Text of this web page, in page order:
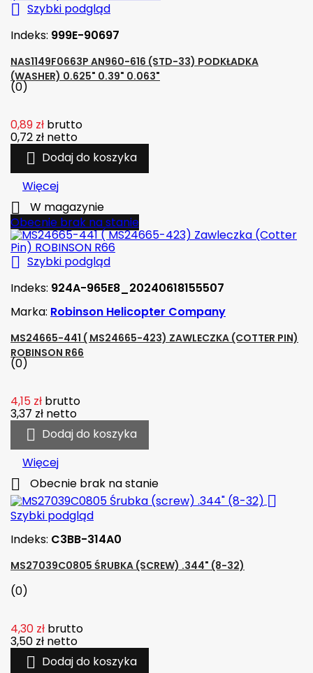
 Szybki podgląd
Indeks: 999E-90697
NAS1149F0663P AN960-616 (STD-33) PODKŁADKA
(WASHER) 0.625" 0.39" 0.063"
(0)
0,89 zł brutto
0,72 zł netto
 Dodaj do koszyka
Więcej

W magazynie
Obecnie brak na stanie
 Szybki podgląd
Indeks: 924A-965E8_20240618155507
Marka: Robinson Helicopter Company
MS24665-441 ( MS24665-423) ZAWLECZKA (COTTER PIN)
ROBINSON R66
(0)
4,15 zł brutto
3,37 zł netto
 Dodaj do koszyka
Więcej
 Obecnie brak na stanie

Szybki podgląd
Indeks: C3BB-314A0
MS27039C0805 ŚRUBKA (SCREW) .344" (8-32)
(0)
4,30 zł brutto
3,50 zł netto
 Dodaj do koszyka